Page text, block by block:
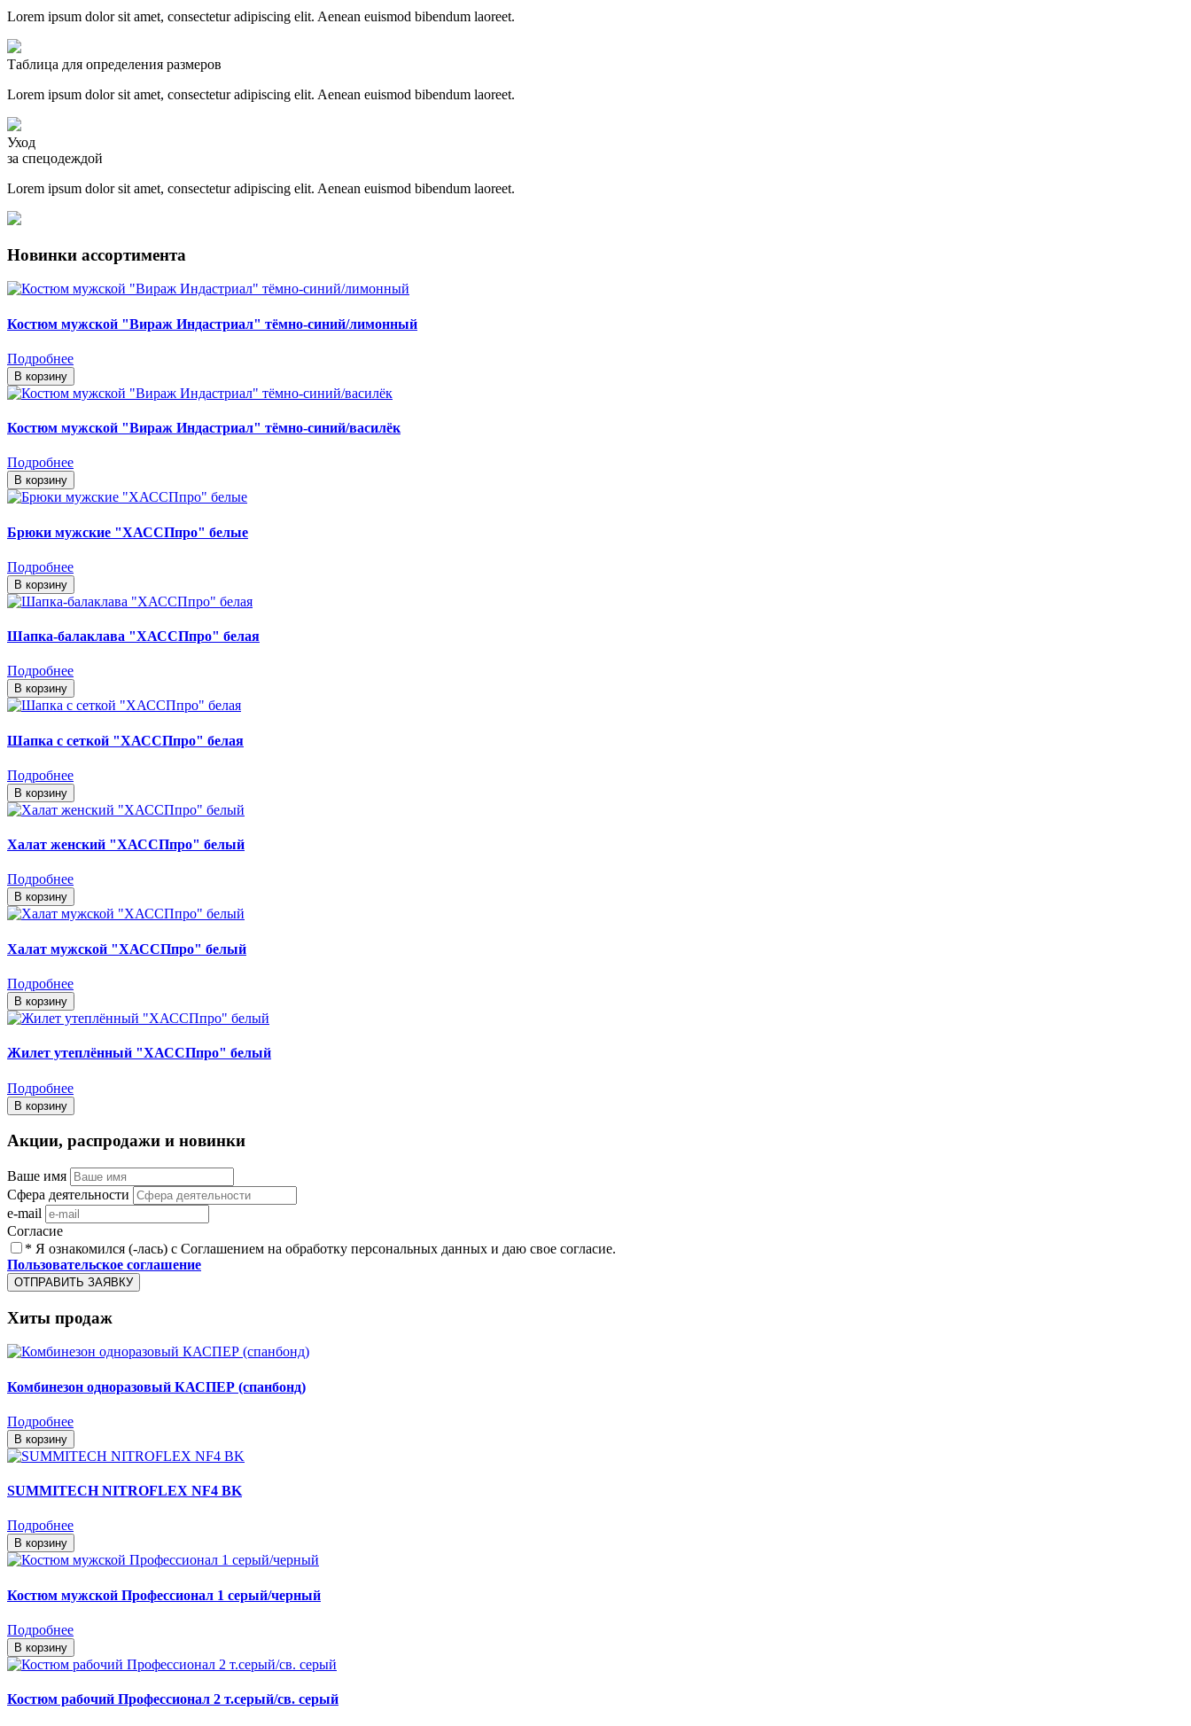
Lorem ipsum dolor sit amet, consectetur adipiscing elit. Aenean euismod bibendum laoreet.
Таблица для определения размеров
Lorem ipsum dolor sit amet, consectetur adipiscing elit. Aenean euismod bibendum laoreet.
Уход
за спецодеждой
Lorem ipsum dolor sit amet, consectetur adipiscing elit. Aenean euismod bibendum laoreet.
Новинки ассортимента
Костюм мужской "Вираж Индастриал" тёмно-синий/лимонный
Подробнее
В корзину
Костюм мужской "Вираж Индастриал" тёмно-синий/василёк
Подробнее
В корзину
Брюки мужские "ХАССПпро" белые
Подробнее
В корзину
Шапка-балаклава "ХАССПпро" белая
Подробнее
В корзину
Шапка с сеткой "ХАССПпро" белая
Подробнее
В корзину
Халат женский "ХАССПпро" белый
Подробнее
В корзину
Халат мужской "ХАССПпро" белый
Подробнее
В корзину
Жилет утеплённый "ХАССПпро" белый
Подробнее
В корзину
Акции, распродажи и новинки
Ваше имя
Сфера деятельности
e-mail
Согласие
* Я ознакомился (-лась) с Соглашением на обработку персональных данных и даю свое согласие.
Пользовательское соглашение
ОТПРАВИТЬ ЗАЯВКУ
Хиты продаж
Комбинезон одноразовый КАСПЕР (спанбонд)
Подробнее
В корзину
SUMMITECH NITROFLEX NF4 BK
Подробнее
В корзину
Костюм мужской Профессионал 1 серый/черный
Подробнее
В корзину
Костюм рабочий Профессионал 2 т.серый/св. серый